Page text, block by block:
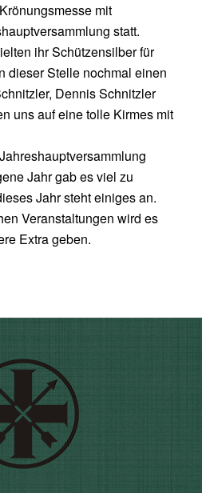
mit
statt.
ihr Schützensilber für
dieser Stelle nochmal einen
Dennis Schnitzler
uns auf eine tolle Kirmes mit
Jahr gab es viel zu
Jahr steht einiges an.
Veranstaltungen wird es
Extra geben.